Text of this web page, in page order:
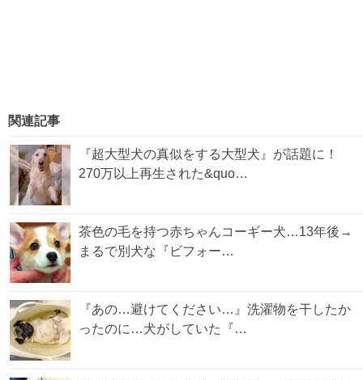
関連記事
『超大型犬の真似をする大型犬』が話題に！
270万以上再生された&quo…
茶色の毛を持つ赤ちゃんコーギー犬…13年後→
まるで別犬な『ビフォー…
『あの…避けてください…』洗濯物を干したか
ったのに…犬がしていた『…